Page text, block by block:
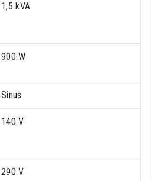
1,5 kVA
900 W
Sinus
140 V
290 V